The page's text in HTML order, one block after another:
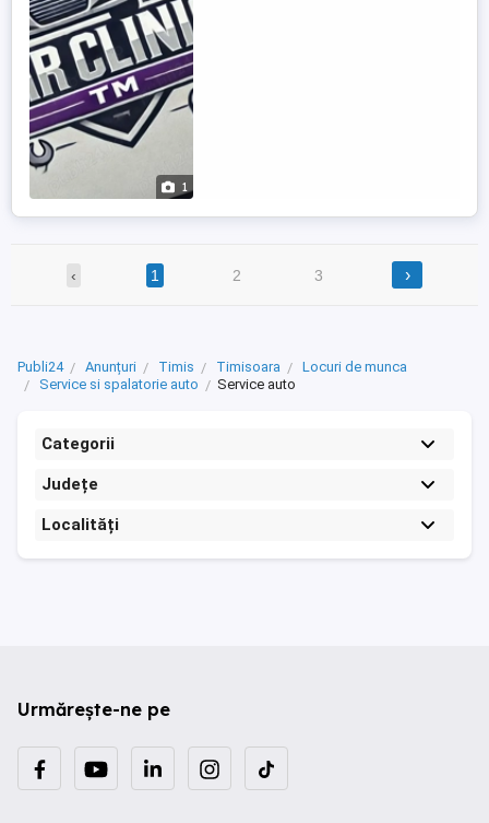
1
‹ 1 2 3 ›
Publi24 Anunțuri Timis Timisoara
Locuri de munca
Service si spalatorie auto
Service auto
Categorii
Județe
Localități
Urmărește-ne pe